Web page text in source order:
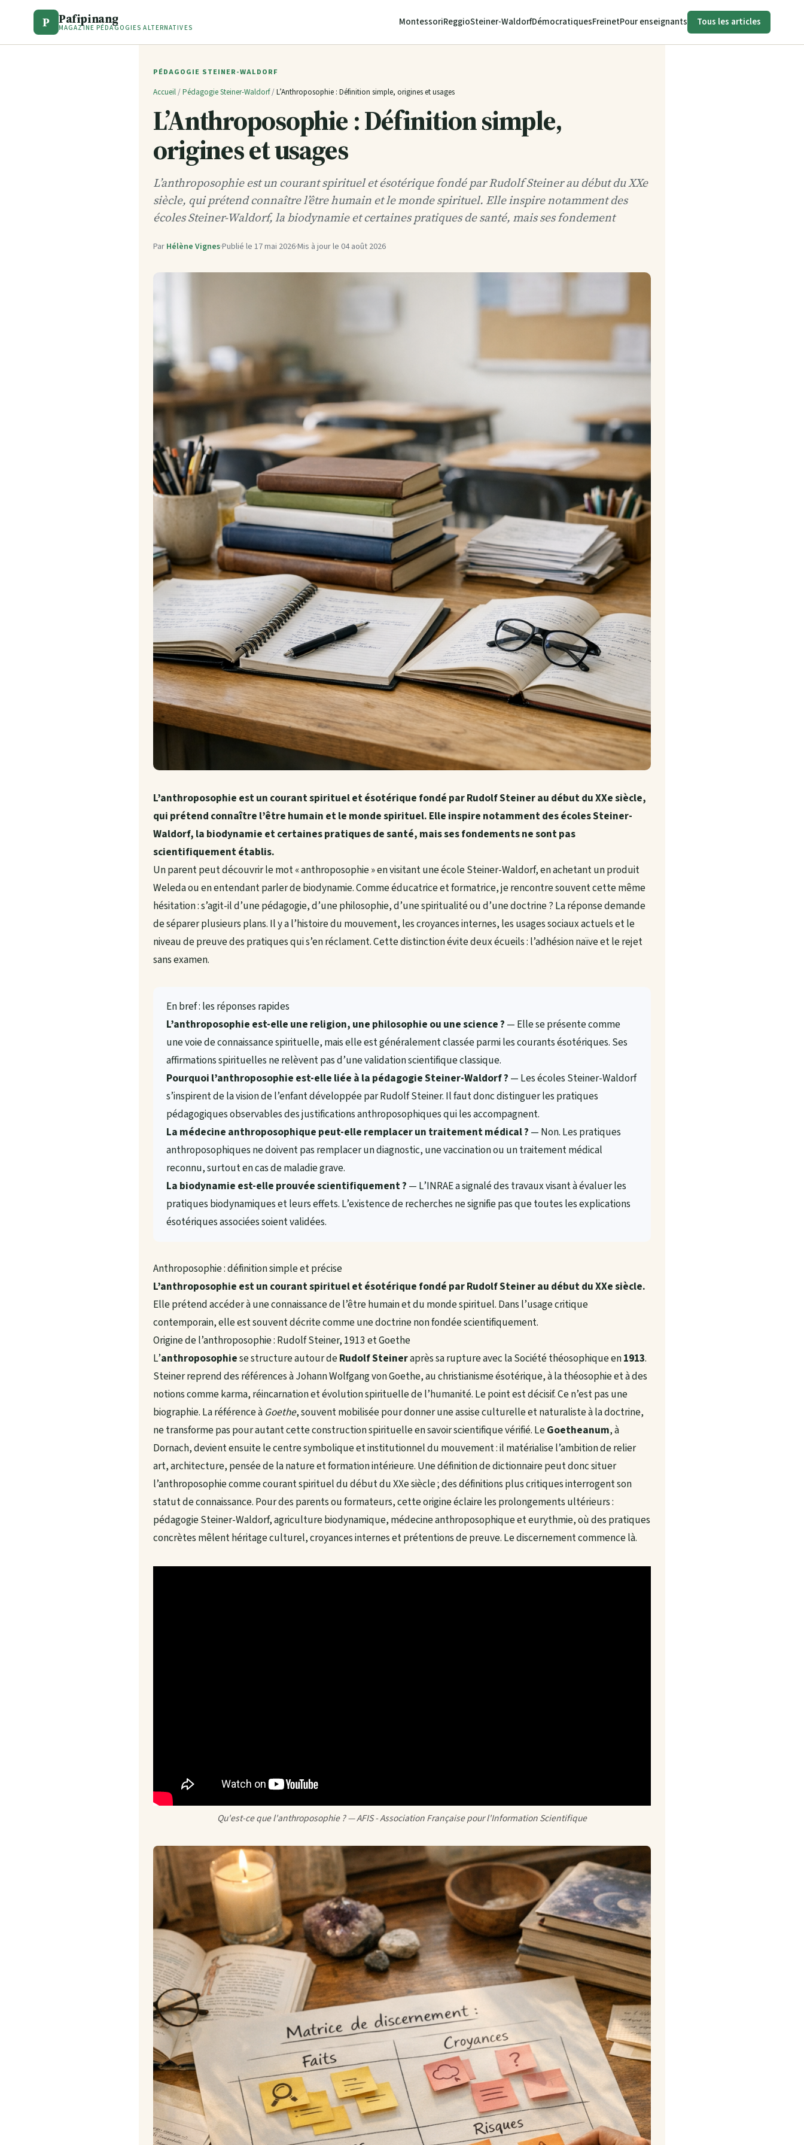
P Pafipinang
MAGAZINE PÉDAGOGIES ALTERNATIVES MontessoriReggioSteiner-WaldorfDémocratiquesFreinetPour enseignants Tous les articles
PÉDAGOGIE STEINER-WALDORF
Accueil /Pédagogie Steiner-Waldorf/L’Anthroposophie : Définition simple, origines et usages
L’Anthroposophie : Définition simple,
origines et usages
L’anthroposophie est un courant spirituel et ésotérique fondé par Rudolf Steiner au début du XXe
siècle, qui prétend connaître l’être humain et le monde spirituel. Elle inspire notamment des
écoles Steiner-Waldorf, la biodynamie et certaines pratiques de santé, mais ses fondement
Par Hélène Vignes·Publié le 17 mai 2026·Mis à jour le 04 août 2026
L’anthroposophie est un courant spirituel et ésotérique fondé par Rudolf Steiner au début du XXe siècle,
qui prétend connaître l’être humain et le monde spirituel. Elle inspire notamment des écoles Steiner-
Waldorf, la biodynamie et certaines pratiques de santé, mais ses fondements ne sont pas
scientifiquement établis.
Un parent peut découvrir le mot « anthroposophie » en visitant une école Steiner-Waldorf, en achetant un produit
Weleda ou en entendant parler de biodynamie. Comme éducatrice et formatrice, je rencontre souvent cette même
hésitation : s’agit-il d’une pédagogie, d’une philosophie, d’une spiritualité ou d’une doctrine ? La réponse demande
de séparer plusieurs plans. Il y a l’histoire du mouvement, les croyances internes, les usages sociaux actuels et le
niveau de preuve des pratiques qui s’en réclament. Cette distinction évite deux écueils : l’adhésion naïve et le rejet
sans examen.
En bref : les réponses rapides
L’anthroposophie est-elle une religion, une philosophie ou une science ? — Elle se présente comme
une voie de connaissance spirituelle, mais elle est généralement classée parmi les courants ésotériques. Ses
affirmations spirituelles ne relèvent pas d’une validation scientifique classique.
Pourquoi l’anthroposophie est-elle liée à la pédagogie Steiner-Waldorf ? — Les écoles Steiner-Waldorf
s’inspirent de la vision de l’enfant développée par Rudolf Steiner. Il faut donc distinguer les pratiques
pédagogiques observables des justifications anthroposophiques qui les accompagnent.
La médecine anthroposophique peut-elle remplacer un traitement médical ? — Non. Les pratiques
anthroposophiques ne doivent pas remplacer un diagnostic, une vaccination ou un traitement médical
reconnu, surtout en cas de maladie grave.
La biodynamie est-elle prouvée scientifiquement ? — L’INRAE a signalé des travaux visant à évaluer les
pratiques biodynamiques et leurs effets. L’existence de recherches ne signifie pas que toutes les explications
ésotériques associées soient validées.
Anthroposophie : définition simple et précise
L’anthroposophie est un courant spirituel et ésotérique fondé par Rudolf Steiner au début du XXe siècle.
Elle prétend accéder à une connaissance de l’être humain et du monde spirituel. Dans l’usage critique
contemporain, elle est souvent décrite comme une doctrine non fondée scientifiquement.
Origine de l’anthroposophie : Rudolf Steiner, 1913 et Goethe
L’anthroposophiese structure autour deRudolf Steineraprès sa rupture avec la Société théosophique en1913.
Steiner reprend des références à Johann Wolfgang von Goethe, au christianisme ésotérique, à la théosophie et à des
notions comme karma, réincarnation et évolution spirituelle de l’humanité. Le point est décisif. Ce n’est pas une
biographie. La référence à Goethe, souvent mobilisée pour donner une assise culturelle et naturaliste à la doctrine,
ne transforme pas pour autant cette construction spirituelle en savoir scientifique vérifié. LeGoetheanum, à
Dornach, devient ensuite le centre symbolique et institutionnel du mouvement : il matérialise l’ambition de relier
art, architecture, pensée de la nature et formation intérieure. Une définition de dictionnaire peut donc situer
l’anthroposophie comme courant spirituel du début du XXe siècle ; des définitions plus critiques interrogent son
statut de connaissance. Pour des parents ou formateurs, cette origine éclaire les prolongements ultérieurs :
pédagogie Steiner-Waldorf, agriculture biodynamique, médecine anthroposophique et eurythmie, où des pratiques
concrètes mêlent héritage culturel, croyances internes et prétentions de preuve. Le discernement commence là.
Qu'est-ce que l'anthroposophie ? — AFIS - Association Française pour l'Information Scientifique